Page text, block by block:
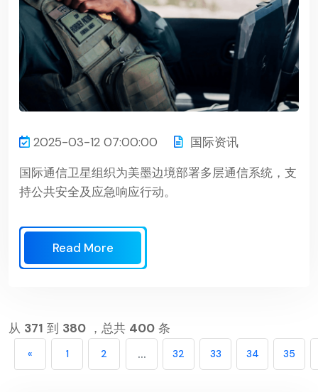
2025-03-12 07:00:00
国际资讯
国际通信卫星组织为美墨边境部署多层通信系统，支
持公共安全及应急响应行动。
Read More
从 371 到 380 ，总共 400 条
« 1 2 ... 32 33 34 35